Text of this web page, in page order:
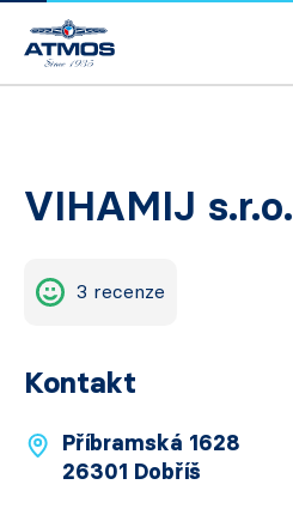
VIHAMIJ s.r.o.
3 recenze
Kontakt
Příbramská 1628
26301 Dobříš